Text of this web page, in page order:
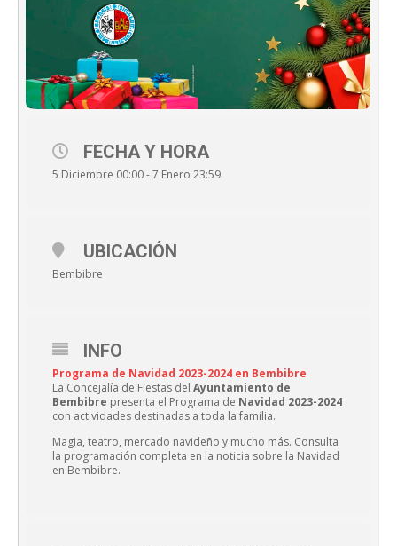
FECHA Y HORA
5 Diciembre 00:00 - 7 Enero 23:59
UBICACIÓN
Bembibre
INFO
Programa de Navidad 2023-2024 en Bembibre
La Concejalía de Fiestas del Ayuntamiento de
Bembibre presenta el Programa de Navidad 2023-2024
con actividades destinadas a toda la familia.
Magia, teatro, mercado navideño y mucho más. Consulta
la programación completa en la noticia sobre la Navidad
en Bembibre.